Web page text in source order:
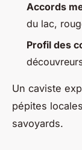
Accords
du lac,
Profil des
Un caviste
pépites
savoyards.